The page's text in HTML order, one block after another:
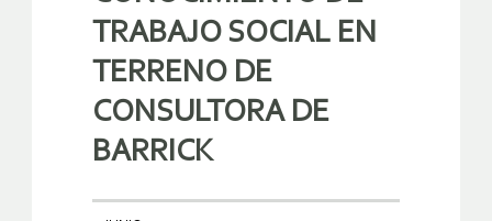
TRABAJO SOCIAL EN
TERRENO DE
CONSULTORA DE
BARRICK